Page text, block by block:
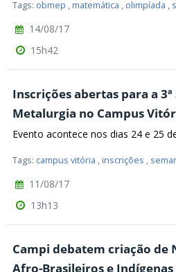
Tags: obmep ,matemática , olimpíada ,
14/08/17
15h42
Inscrições abertas para a 3ª
Metalurgia no Campus
Evento acontece nos dias 24 e 25
Tags: campus vitória ,inscrições ,
11/08/17
13h13
Campi debatem criação de
Afro-Brasileiros e Indígenas